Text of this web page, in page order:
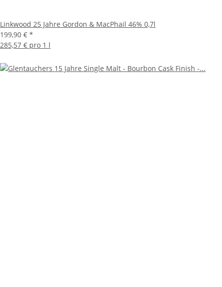
Linkwood 25 Jahre Gordon & MacPhail 46% 0,7l
199,90 € *
285,57 € pro 1 l